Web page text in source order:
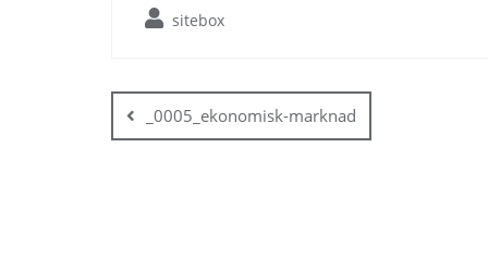
sitebox
Inläggsnavigering
_0005_ekonomisk-marknad